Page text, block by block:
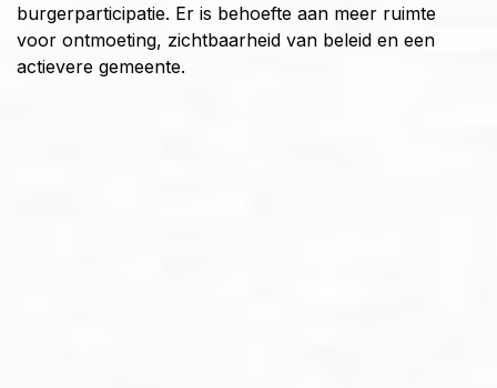
burgerparticipatie. Er is behoefte aan meer ruimte
voor ontmoeting, zichtbaarheid van beleid en een
actievere gemeente.